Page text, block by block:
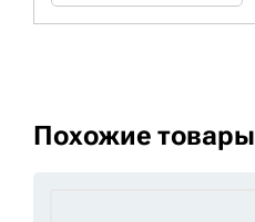
Похожие товары